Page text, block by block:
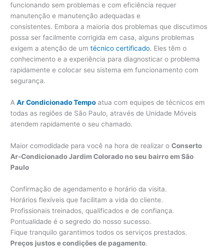
funcionando sem problemas e com eficiência requer
manutenção e manutenção adequadas e
consistentes. Embora a maioria dos problemas que discutimos
possa ser facilmente corrigida em casa, alguns problemas
exigem a atenção de umtécnico certificado. Eles têm o
conhecimento e a experiência para diagnosticar o problema
rapidamente e colocar seu sistema em funcionamento com
segurança.
AAr Condicionado Tempo atua com equipes de técnicos em
todas as regiões de São Paulo, através de Unidade Móveis
atendem rapidamente o seu chamado.
Maior comodidade para você na hora de realizar oConserto
Ar-Condicionado Jardim Colorado no seu bairro em São
Paulo
Confirmação de agendamento e horário da visita.
Horários flexíveis que facilitam a vida do cliente.
Profissionais treinados, qualificados e de confiança.
Pontualidade é o segredo do nosso sucesso.
Fique tranquilo garantimos todos os serviços prestados.
Preços justos e condições de pagamento.